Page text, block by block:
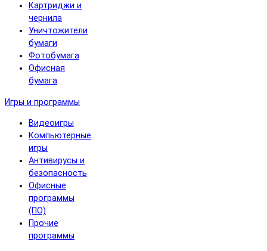
Картриджи и
чернила
Уничтожители
бумаги
Фотобумага
Офисная
бумага
Игры и программы
Видеоигры
Компьютерные
игры
Антивирусы и
безопасность
Офисные
программы
(ПО)
Прочие
программы